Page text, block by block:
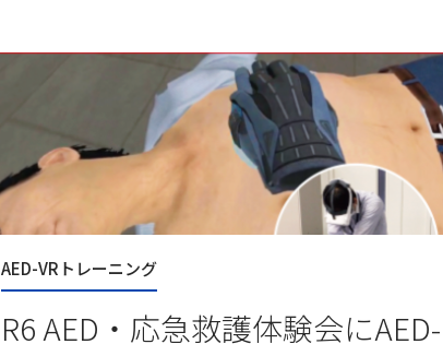
AED-VRトレーニング
R6 AED・応急救護体験会にAED-